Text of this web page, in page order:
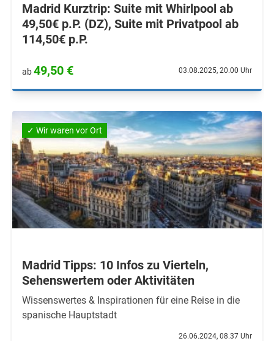
Madrid Kurztrip: Suite mit Whirlpool ab
49,50€ p.P. (DZ), Suite mit Privatpool ab
114,50€ p.P.
ab49,50 € 03.08.2025, 20.00 Uhr
✓ Wir waren vor Ort
Madrid Tipps: 10 Infos zu Vierteln,
Sehenswertem oder Aktivitäten
Wissenswertes & Inspirationen für eine Reise in die
spanische Hauptstadt
26.06.2024, 08.37 Uhr